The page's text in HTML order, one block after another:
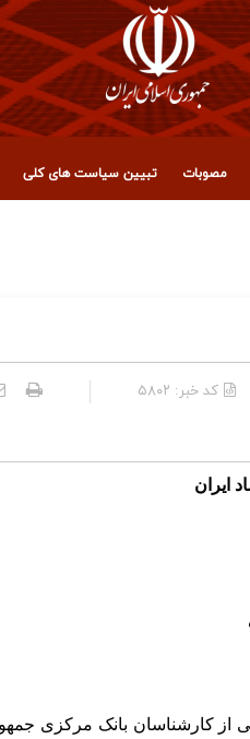
مصوبات تبیین سیاست های کلی
کد خبر: ۵۸۰۲
ايران
که توسط گروهی از کارشناسان بانک